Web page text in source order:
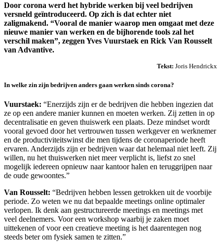
Door corona werd het hybride werken bij veel bedrijven
versneld geïntroduceerd. Op zich is dat echter niet
zaligmakend. “Vooral de manier waarop men omgaat met deze
nieuwe manier van werken en de bijhorende tools zal het
verschil maken”, zeggen Yves Vuurstaek en Rick Van Rousselt
van Advantive.
Tekst: Joris Hendrickx
In welke zin zijn bedrijven anders gaan werken sinds corona?
Vuurstaek: “Enerzijds zijn er de bedrijven die hebben ingezien dat
ze op een andere manier kunnen en moeten werken. Zij zetten in op
decentralisatie en geven thuiswerk een plaats. Deze mindset wordt
vooral gevoed door het vertrouwen tussen werkgever en werknemer
en de productiviteitswinst die men tijdens de coronaperiode heeft
ervaren. Anderzijds zijn er bedrijven waar dat helemaal niet leeft. Zij
willen, nu het thuiswerken niet meer verplicht is, liefst zo snel
mogelijk iedereen opnieuw naar kantoor halen en teruggrijpen naar
de oude gewoontes.”
Van Rousselt: “Bedrijven hebben lessen getrokken uit de voorbije
periode. Zo weten we nu dat bepaalde meetings online optimaler
verlopen. Ik denk aan gestructureerde meetings en meetings met
veel deelnemers. Voor een workshop waarbij je zaken moet
uittekenen of voor een creatieve meeting is het daarentegen nog
steeds beter om fysiek samen te zitten.”